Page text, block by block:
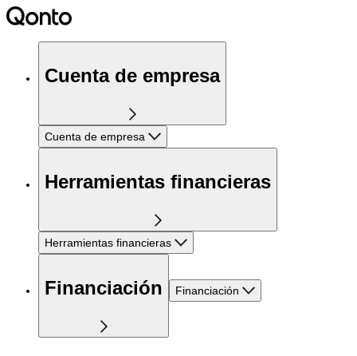
Cuenta de empresa
Cuenta de empresa
Herramientas financieras
Herramientas financieras
Financiación Financiación